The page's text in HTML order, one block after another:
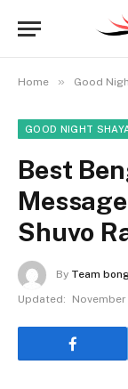
Home » Good
GOOD NIGHT
Best
Shuvo
By Team
Updated: